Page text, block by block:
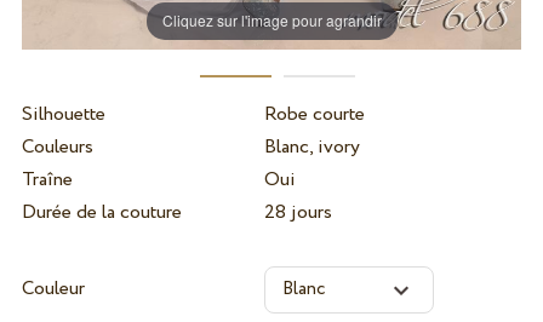
Cliquez sur l'image pour agrandir
Silhouette
Robe courte
Couleurs
Blanc, ivory
Traîne
Oui
Durée de la couture
28 jours
Couleur